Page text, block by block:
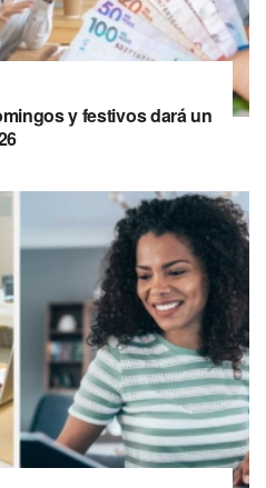
y festivos dará un